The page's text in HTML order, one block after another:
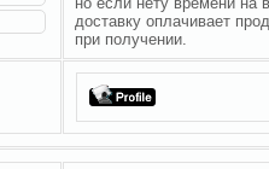
доставку оплачивает
при получении.